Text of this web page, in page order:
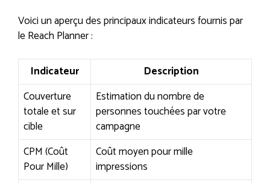
Voici un aperçu des principaux indicateurs fournis par
le Reach Planner :
Indicateur
Description
Couverture
totale et sur
cible
Estimation du nombre de
personnes touchées par votre
campagne
CPM (Coût
Pour Mille)
Coût moyen pour mille
impressions